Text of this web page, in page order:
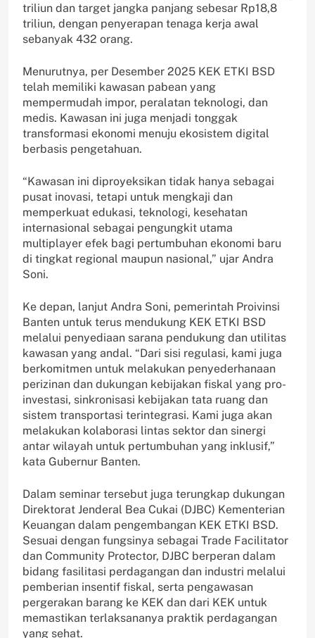
triliun dan target jangka panjang sebesar Rp18,8
triliun, dengan penyerapan tenaga kerja awal
sebanyak 432 orang.
Menurutnya, per Desember 2025 KEK ETKI BSD
telah memiliki kawasan pabean yang
mempermudah impor, peralatan teknologi, dan
medis. Kawasan ini juga menjadi tonggak
transformasi ekonomi menuju ekosistem digital
berbasis pengetahuan.
“Kawasan ini diproyeksikan tidak hanya sebagai
pusat inovasi, tetapi untuk mengkaji dan
memperkuat edukasi, teknologi, kesehatan
internasional sebagai pengungkit utama
multiplayer efek bagi pertumbuhan ekonomi baru
di tingkat regional maupun nasional,” ujar Andra
Soni.
Ke depan, lanjut Andra Soni, pemerintah Proivinsi
Banten untuk terus mendukung KEK ETKI BSD
melalui penyediaan sarana pendukung dan utilitas
kawasan yang andal. “Dari sisi regulasi, kami juga
berkomitmen untuk melakukan penyederhanaan
perizinan dan dukungan kebijakan fiskal yang pro-
investasi, sinkronisasi kebijakan tata ruang dan
sistem transportasi terintegrasi. Kami juga akan
melakukan kolaborasi lintas sektor dan sinergi
antar wilayah untuk pertumbuhan yang inklusif,”
kata Gubernur Banten.
Dalam seminar tersebut juga terungkap dukungan
Direktorat Jenderal Bea Cukai (DJBC) Kementerian
Keuangan dalam pengembangan KEK ETKI BSD.
Sesuai dengan fungsinya sebagai Trade Facilitator
dan Community Protector, DJBC berperan dalam
bidang fasilitasi perdagangan dan industri melalui
pemberian insentif fiskal, serta pengawasan
pergerakan barang ke KEK dan dari KEK untuk
memastikan terlaksananya praktik perdagangan
yang sehat.